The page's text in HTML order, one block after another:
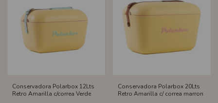
Conservadora Polarbox 12Lts
Retro Amarilla c/correa Verde
Conservadora Polarbox 20Lts
Retro Amarilla c/ correa marron